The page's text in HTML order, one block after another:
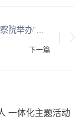
下一篇
清镇市开展大中小学思政实践育人 一体化主题活动